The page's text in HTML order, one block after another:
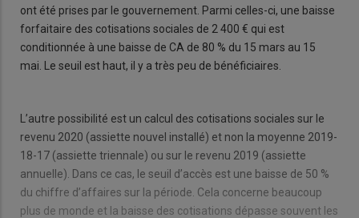
ont été prises par le gouvernement. Parmi celles-ci, une baisse
forfaitaire des cotisations sociales de 2 400 € qui est
conditionnée à une baisse de CA de 80 % du 15 mars au 15
mai. Le seuil est haut, il y a très peu de bénéficiaires.
L’autre possibilité est un calcul des cotisations sociales sur le
revenu 2020 (assiette nouvel installé) et non la moyenne 2019-
18-17 (assiette triennale) ou sur le revenu 2019 (assiette
annuelle). Dans ce cas, le seuil d’accès est une baisse de 50 %
du chiffre d’affaires sur la période. Cela concerne beaucoup
plus de monde et la baisse des cotisations dépasse souvent les